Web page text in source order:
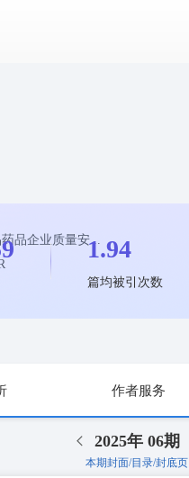
品企业质量安...1.94
篇均被引次数
作者服务
2025年 06期
本期封面/目录/封底页